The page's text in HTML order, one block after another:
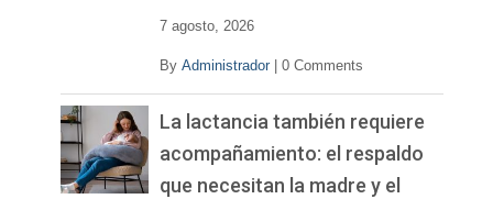
7 agosto, 2026
By Administrador 0 Comments
La lactancia también requiere
acompañamiento: el respaldo
que necesitan la madre y el